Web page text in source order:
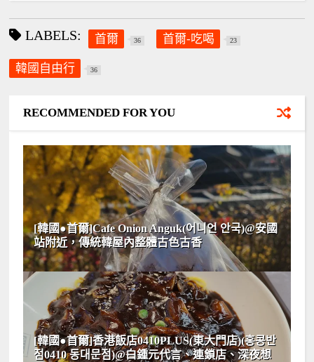
LABELS: 首爾 36 首爾-吃喝 23
韓國自由行 36
RECOMMENDED FOR YOU
[韓國●首爾]Cafe Onion Anguk(어니언 안국)@安國
站附近，傳統韓屋內整體古色古香
[韓國●首爾]香港飯店0410PLUS(東大門店)(홍콩반
점0410 동대문점)@白鍾元代言、連鎖店、深夜想